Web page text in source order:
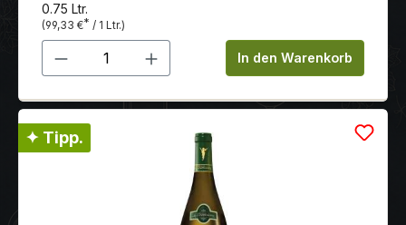
0.75 Ltr.
(99,33 €* / 1 Ltr.)
Produkt Anzahl: Gib denIn den Warenkorb
✦ Tipp.